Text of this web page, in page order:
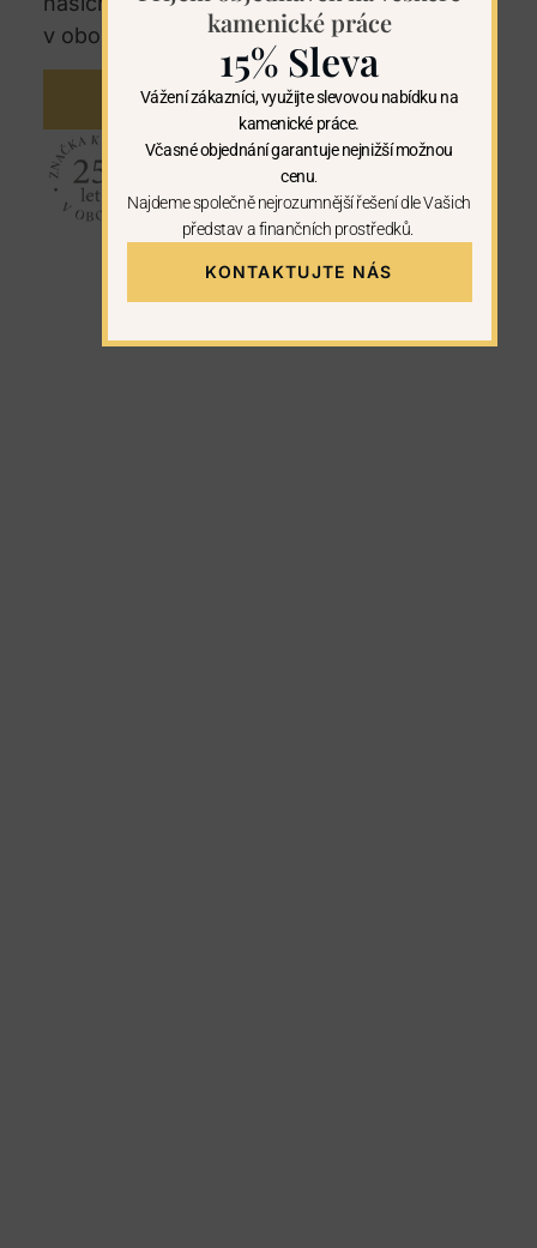
v oboru kamenictví.
KONTAKTUJTE NÁS
kamenické práce
15% Sleva
Vážení zákazníci, využijte slevovou nabídku na
kamenické práce.
Včasné objednání garantuje nejnižší možnou
cenu
Najdeme společně nejrozumnější řešení dle Vašich
představ a finančních prostředků.
KONTAKTUJTE NÁS